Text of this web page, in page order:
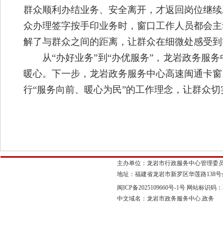
群众顺利办结业务、安全离开，才返回岗位继
众办理签字按手印业务时，窗口工作人员都会
解了与群众之间的距离，让群众在细微处感受
从“办好业务”到“办优服务”， 龙岩政务服务
暖心。下一步， 龙岩政务服务中心高速闽通卡
行“服务向前、暖心为民”的工作理念 ，让群众